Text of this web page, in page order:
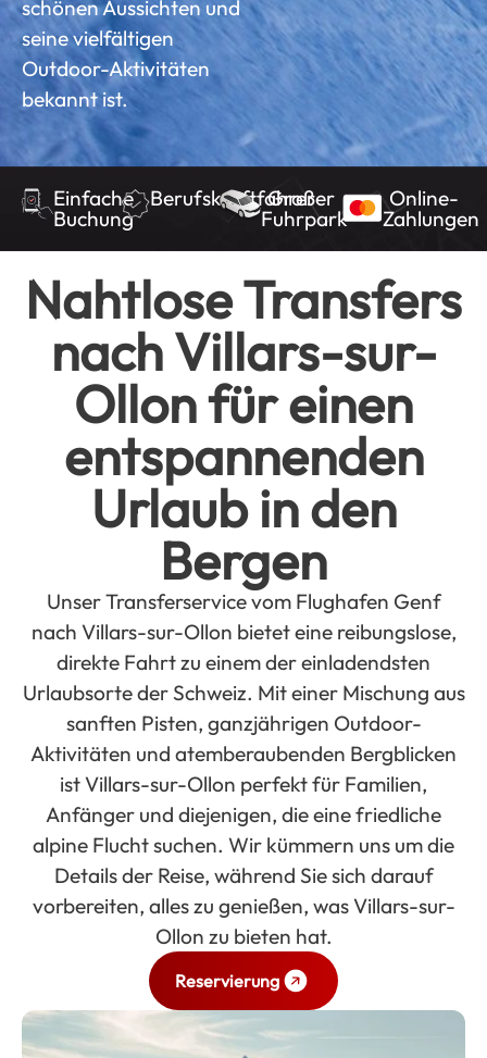
schönen Aussichten und
seine vielfältigen
Outdoor-Aktivitäten
bekannt ist.
Einfache
Buchung
Berufskraftfahrer
Großer
Fuhrpark
Online-
Zahlungen
Nahtlose Transfers
nach Villars-sur-
Ollon für einen
entspannenden
Urlaub in den
Bergen
Unser Transferservice vom Flughafen Genf
nach Villars-sur-Ollon bietet eine reibungslose,
direkte Fahrt zu einem der einladendsten
Urlaubsorte der Schweiz. Mit einer Mischung aus
sanften Pisten, ganzjährigen Outdoor-
Aktivitäten und atemberaubenden Bergblicken
ist Villars-sur-Ollon perfekt für Familien,
Anfänger und diejenigen, die eine friedliche
alpine Flucht suchen. Wir kümmern uns um die
Details der Reise, während Sie sich darauf
vorbereiten, alles zu genießen, was Villars-sur-
Ollon zu bieten hat.
Reservierung